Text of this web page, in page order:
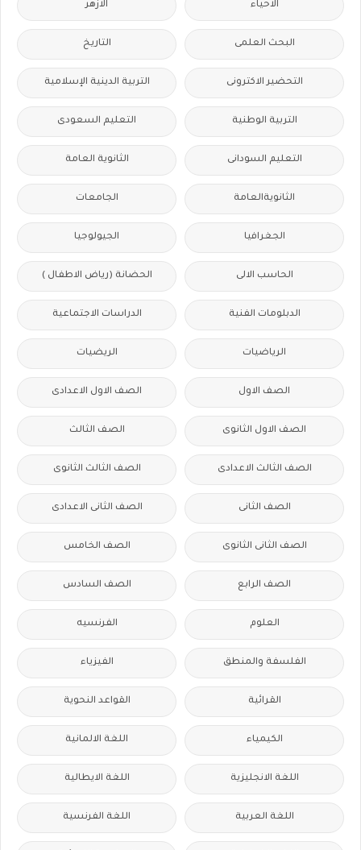
الاحياء الازهر
البحث العلمى التاريخ
التحضير الاكترونى التربية الدينية الإسلامية
التربية الوطنية التعليم السعودى
التعليم السودانى الثانوية العامة
الثانويةالعامة الجامعات
الجغرافيا الجيولوجيا
الحاسب الالى الحضانة (رياض الاطفال )
الدبلومات الفنية الدراسات الاجتماعية
الرياضيات الريضيات
الصف الاول الصف الاول الاعدادى
الصف الاول الثانوى الصف الثالث
الصف الثالث الاعدادى الصف الثالث الثانوى
الصف الثانى الصف الثانى الاعدادى
الصف الثانى الثانوى الصف الخامس
الصف الرابع الصف السادس
العلوم الفرنسيه
الفلسفة والمنطق الفيزياء
القرائية القواعد النحوية
الكيمياء اللغة الالمانية
اللغة الانجليزية اللغة الايطالية
اللغة العربية اللغة الفرنسية